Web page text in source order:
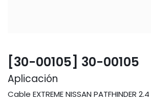
[30-00105] 30-00105
Aplicación
Cable EXTREME NISSAN PATFHINDER